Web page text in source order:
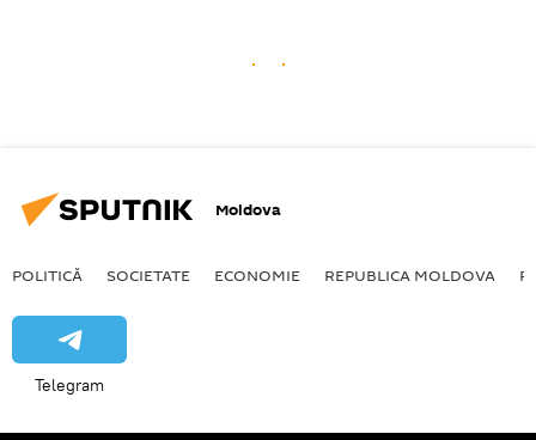
Moldova
POLITICĂ SOCIETATE ECONOMIE REPUBLICA MOLDOVA
Telegram